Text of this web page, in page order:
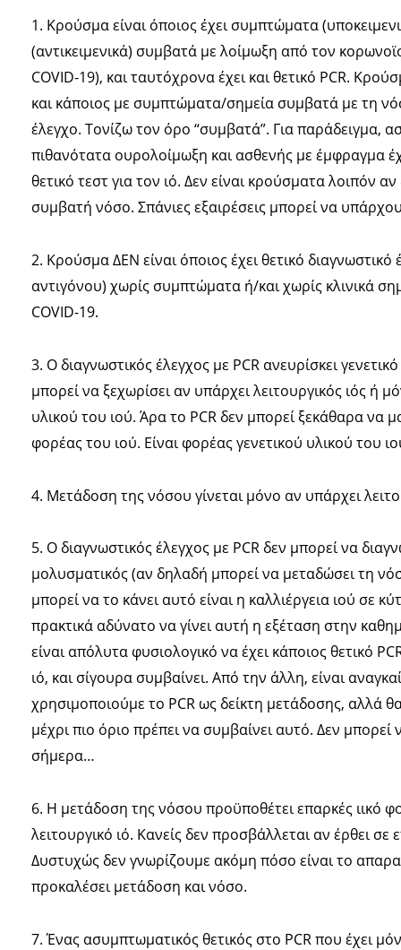
1. Κρούσμα είναι όποιος έχει συμπτώματα
(αντικειμενικά) συμβατά με λοίμωξη από τον
COVID-19), και ταυτόχρονα έχει και θετικό PCR.
και κάποιος με συμπτώματα/σημεία συμβατά με τη
έλεγχο. Τονίζω τον όρο “συμβατά”. Για παράδειγμα,
πιθανότατα ουρολοίμωξη και ασθενής με έμφραγμα
θετικό τεστ για τον ιό. Δεν είναι κρούσματα λοιπόν
συμβατή νόσο. Σπάνιες εξαιρέσεις μπορεί να
2. Κρούσμα ΔΕΝ είναι όποιος έχει θετικό διαγνωστικό
αντιγόνου) χωρίς συμπτώματα ή/και χωρίς κλινικά
COVID-19.
3. Ο διαγνωστικός έλεγχος με PCR ανευρίσκει
μπορεί να ξεχωρίσει αν υπάρχει λειτουργικός ιός ή
υλικού του ιού. Άρα το PCR δεν μπορεί ξεκάθαρα να
φορέας του ιού. Είναι φορέας γενετικού υλικού του
4. Μετάδοση της νόσου γίνεται μόνο αν υπάρχει
5. Ο διαγνωστικός έλεγχος με PCR δεν μπορεί να
μολυσματικός (αν δηλαδή μπορεί να μεταδώσει τη
μπορεί να το κάνει αυτό είναι η καλλιέργεια ιού σε
πρακτικά αδύνατο να γίνει αυτή η εξέταση στην
είναι απόλυτα φυσιολογικό να έχει κάποιος θετικό
ιό, και σίγουρα συμβαίνει. Από την άλλη, είναι
χρησιμοποιούμε το PCR ως δείκτη μετάδοσης, αλλά θα
μέχρι πιο όριο πρέπει να συμβαίνει αυτό. Δεν μπορεί
σήμερα…
6. Η μετάδοση της νόσου προϋποθέτει επαρκές ιικό
λειτουργικό ιό. Κανείς δεν προσβάλλεται αν έρθει
Δυστυχώς δεν γνωρίζουμε ακόμη πόσο είναι το
προκαλέσει μετάδοση και νόσο.
7. Ένας ασυμπτωματικός θετικός στο PCR που έχει